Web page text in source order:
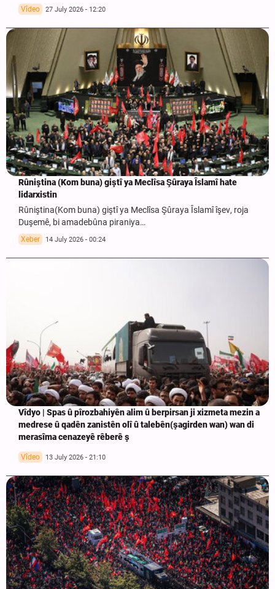
Vîdeo 27 July 2026 - 12:20
Rûniştina (Kom buna) giştî ya Meclîsa Şûraya Îslamî hate
lidarxistin
Rûniştina(Kom buna) giştî ya Meclîsa Şûraya Îslamî îşev, roja
Duşemê, bi amadebûna piraniya…
Xeber 14 July 2026 - 00:24
Vîdyo | Spas û pîrozbahiyên alim û berpirsan ji xizmeta mezin a
medrese û qadên zanistên olî û talebên(şagirden wan) wan di
merasîma cenazeyê rêberê ş
Vîdeo 13 July 2026 - 21:10